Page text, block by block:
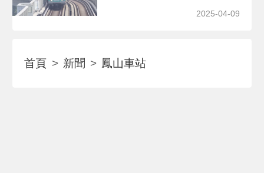
2025-04-09
首頁 新聞 鳳山車站